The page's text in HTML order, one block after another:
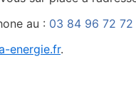
au : 03 84 96 72 72
energie.fr.